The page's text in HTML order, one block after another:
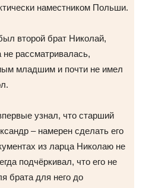
наместником Польши.
второй брат Николай,
рассматривалась,
младшим и почти не имел
узнал, что старший
– намерен сделать его
из ларца Николаю не
подчёркивал, что его не
брата для него до